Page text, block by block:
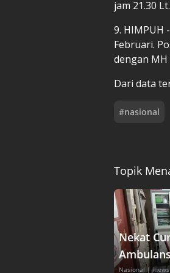
jam 21.30 Lt.
9. HIMPUH
Februari.
dengan MH
Dari data
#nasional
Topik
Nekat
Nasional | inews